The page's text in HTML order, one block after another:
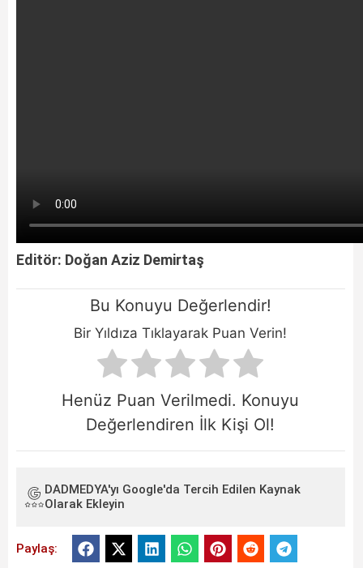
Editör: Doğan Aziz Demirtaş
Bu Konuyu Değerlendir!
Bir Yıldıza Tıklayarak Puan Verin!
Henüz Puan Verilmedi. Konuyu
Değerlendiren İlk Kişi Ol!
DADMEDYA'yı Google'da Tercih Edilen Kaynak
Olarak Ekleyin
Paylaş: